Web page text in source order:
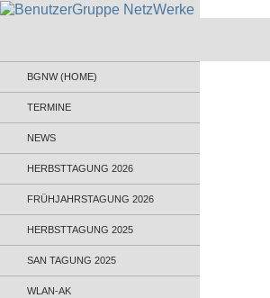
Administratoren und Anwender
BGNW (HOME)
TERMINE
NEWS
HERBSTTAGUNG 2026
FRÜHJAHRSTAGUNG 2026
HERBSTTAGUNG 2025
SAN TAGUNG 2025
WLAN-AK